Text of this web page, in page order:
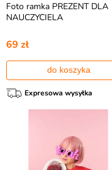
Foto ramka PREZENT DLA
NAUCZYCIELA
69 zł
do koszyka
Expresowa wysyłka